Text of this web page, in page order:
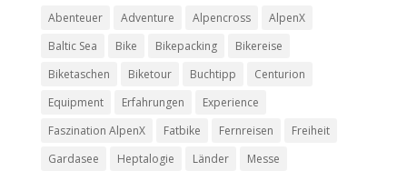
Abenteuer Adventure Alpencross
AlpenX
Baltic Sea
Bike Bikepacking
Bikereise
Biketaschen
Biketour Buchtipp
Centurion
Equipment
Erfahrungen
Experience
Faszination AlpenX
Fatbike Fernreisen
Freiheit
Gardasee
Heptalogie Länder Messe